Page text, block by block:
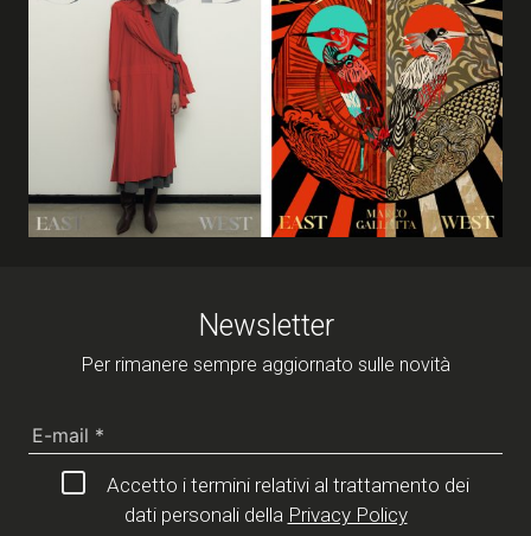
Newsletter
Per rimanere sempre aggiornato sulle novità
Accetto i termini relativi al trattamento dei
dati personali della Privacy Policy